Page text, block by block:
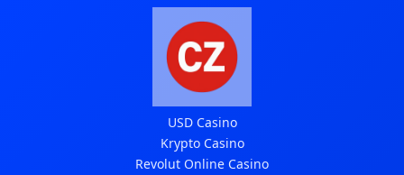
USD Casino
Krypto Casino
Revolut Online Casino